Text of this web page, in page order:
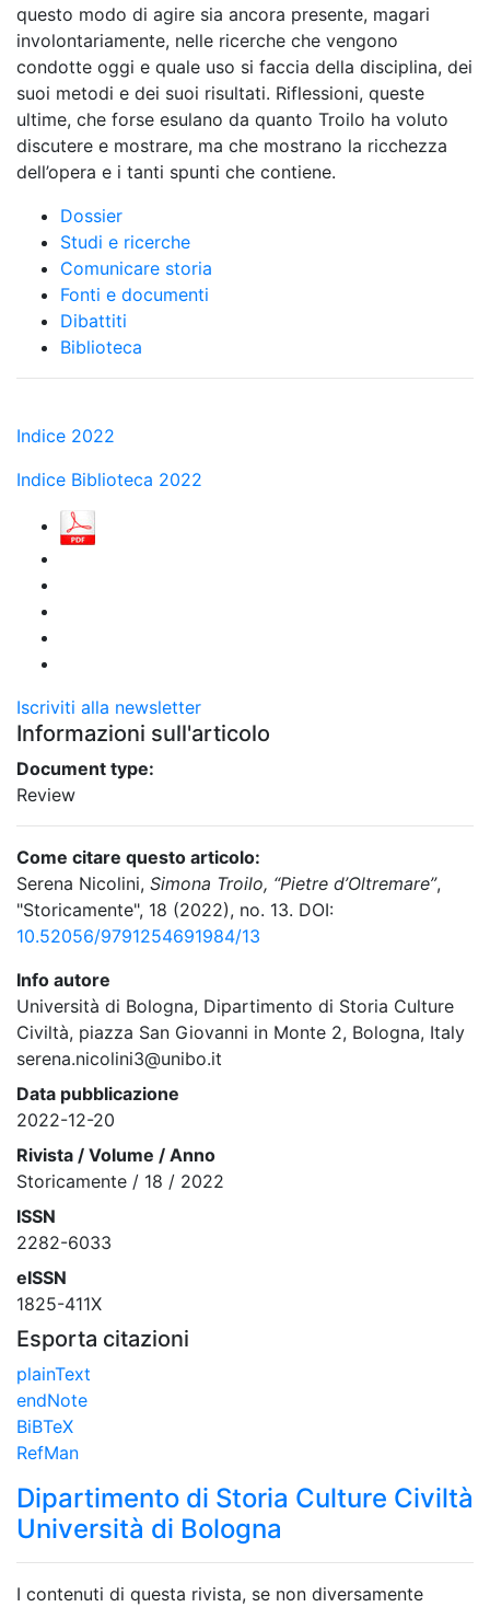
questo modo di agire sia ancora presente, magari
involontariamente, nelle ricerche che vengono
condotte oggi e quale uso si faccia della disciplina, dei
suoi metodi e dei suoi risultati. Riflessioni, queste
ultime, che forse esulano da quanto Troilo ha voluto
discutere e mostrare, ma che mostrano la ricchezza
dell’opera e i tanti spunti che contiene.
Dossier
Studi e ricerche
Comunicare storia
Fonti e documenti
Dibattiti
Biblioteca
Indice 2022
Indice Biblioteca 2022
Iscriviti alla newsletter
Informazioni sull'articolo
Document type:
Review
Come citare questo articolo:
Serena Nicolini, Simona Troilo, “Pietre d’Oltremare”,
"Storicamente", 18 (2022), no. 13. DOI:
10.52056/9791254691984/13
Info autore
Università di Bologna, Dipartimento di Storia Culture
Civiltà, piazza San Giovanni in Monte 2, Bologna, Italy
serena.nicolini3@unibo.it
Data pubblicazione
2022-12-20
Rivista / Volume / Anno
Storicamente / 18 / 2022
ISSN
2282-6033
eISSN
1825-411X
Esporta citazioni
plainText
endNote
BiBTeX
RefMan
Dipartimento di Storia Culture Civiltà
Università di Bologna
I contenuti di questa rivista, se non diversamente